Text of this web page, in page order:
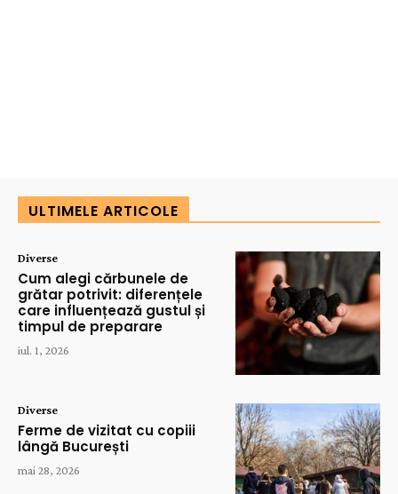
ULTIMELE ARTICOLE
Diverse
Cum alegi cărbunele de
grătar potrivit: diferențele
care influențează gustul și
timpul de preparare
iul. 1, 2026
Diverse
Ferme de vizitat cu copiii
lângă București
mai 28, 2026